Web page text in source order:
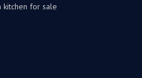
kitchen for sale